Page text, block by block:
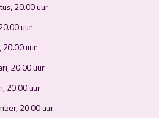
20.00 uur
uur
20.00 uur
20.00 uur
20.00 uur
20.00 uur